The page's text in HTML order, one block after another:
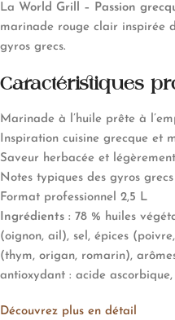
La World Grill – Passion
marinade rouge clair inspirée
gyros grecs.
Caractéristiques
Marinade à l’huile prête à
Inspiration cuisine grecque et
Saveur herbacée et
Notes typiques des gyros grecs
Format professionnel 2,5 L
Ingrédients : 78 % huiles
(oignon, ail), sel, épices
(thym, origan, romarin),
antioxydant : acide ascorbique,
Découvrez plus en détail